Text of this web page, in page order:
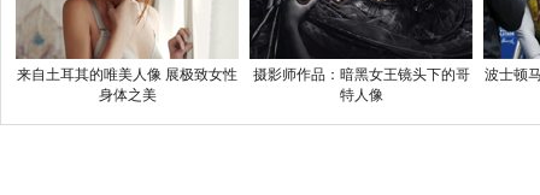
来自土耳其的唯美人像 展极致女性
身体之美
摄影师作品：暗黑女王镜头下的哥
特人像
波士顿